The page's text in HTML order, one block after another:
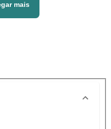
mais